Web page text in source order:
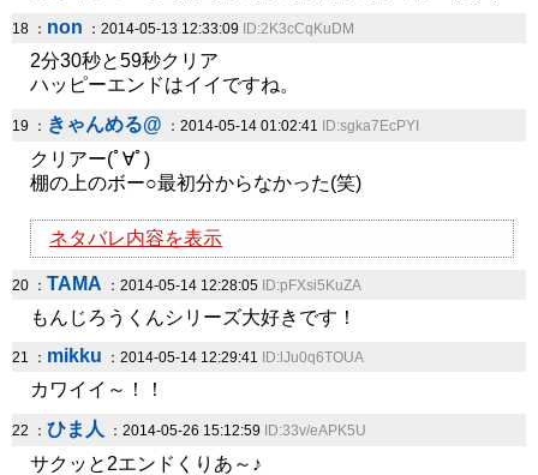
18 ： non ：2014-05-13 12:33:09 ID:2K3cCqKuDM
2分30秒と59秒クリア
ハッピーエンドはイイですね。
19 ： きゃんめる@ ：2014-05-14 01:02:41 ID:sgka7EcPYI
クリアー(ﾟ∀ﾟ)
棚の上のボー○最初分からなかった(笑)
ネタバレ内容を表示
20 ： TAMA ：2014-05-14 12:28:05 ID:pFXsi5KuZA
もんじろうくんシリーズ大好きです！
21 ： mikku ：2014-05-14 12:29:41 ID:lJu0q6TOUA
カワイイ～！！
22 ： ひま人 ：2014-05-26 15:12:59 ID:33v/eAPK5U
サクッと2エンドくりあ～♪